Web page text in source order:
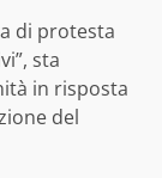
di protesta
sta
in risposta
del